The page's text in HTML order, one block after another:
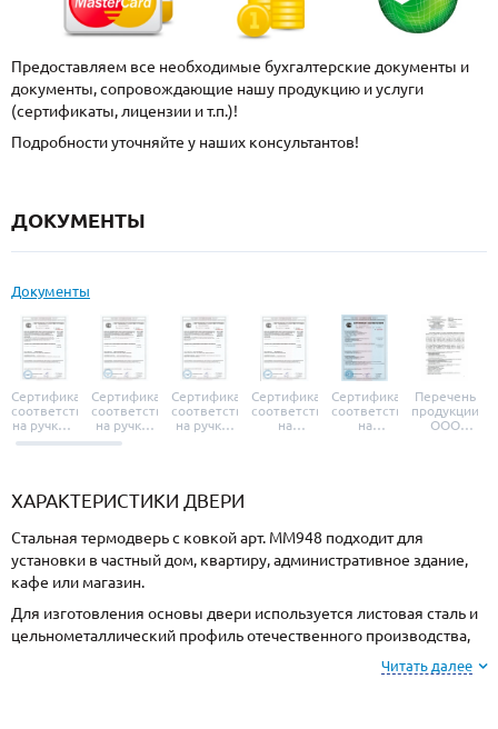
Предоставляем все необходимые бухгалтерские документы и
документы, сопровождающие нашу продукцию и услуги
(сертификаты, лицензии и т.п.)!
Подробности уточняйте у наших консультантов!
ДОКУМЕНТЫ
Документы
Сертификат
соответствия
на ручки и
броненакладки
Сертификат
соответствия
на ручки-
защелки
Сертификат
соответствия
на ручки-
Сертификат
соответствия
на
Сертификат
соответствия
на
Перечень
продукции
ООО
ХАРАКТЕРИСТИКИ ДВЕРИ
Стальная термодверь с ковкой арт. ММ948 подходит для
установки в частный дом, квартиру, административное здание,
кафе или магазин.
Для изготовления основы двери используется листовая сталь и
цельнометаллический профиль отечественного производства,
толщиной 2 мм. Готовая конструкция имеет повышеннуюЧитать далее